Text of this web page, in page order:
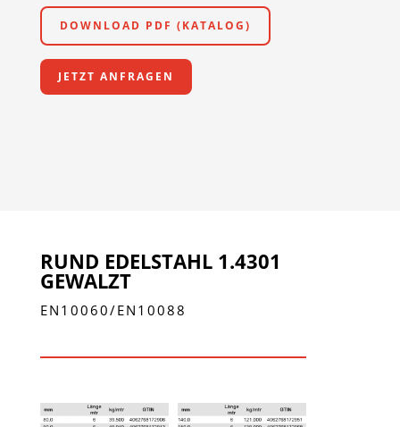
DOWNLOAD PDF (KATALOG)
JETZT ANFRAGEN
RUND EDELSTAHL 1.4301
GEWALZT
EN10060/EN10088